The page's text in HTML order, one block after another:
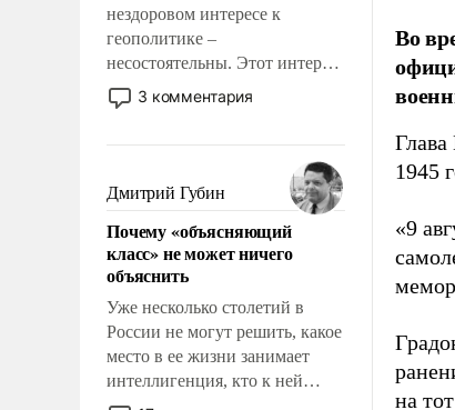
нездоровом интересе к
геополитике –
несостоятельны. Этот интерес
рационален и прагматичен. Он
обусловлен тысячелетним
фундаментальным знанием,
что мировая политика имеет
свойство заявляться на порог
нашего дома.
3 комментария
Дмитрий Губин
Почему «объясняющий
класс» не может ничего
объяснить
Уже несколько столетий в
России не могут решить, какое
место в ее жизни занимает
интеллигенция, кто к ней
принадлежит, а кого из нее
Во
1945
«9
на